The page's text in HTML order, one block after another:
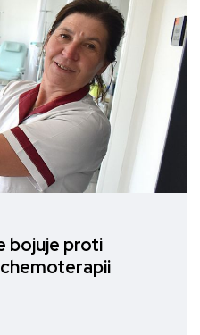
bojuje proti